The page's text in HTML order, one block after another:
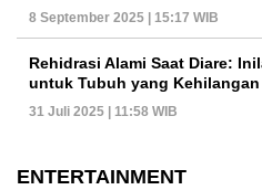
8 September 2025 | 15:17 WIB
Rehidrasi Alami Saat Diare:
untuk Tubuh yang Kehilangan
31 Juli 2025 | 11:58 WIB
ENTERTAINMENT